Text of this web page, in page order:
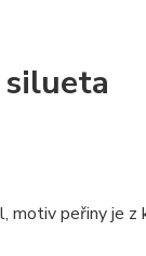
peřiny je z